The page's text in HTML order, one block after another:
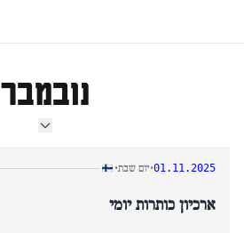
נובמבר
01.11.2025
•יום שבת•
ארכיון כותרות יומי